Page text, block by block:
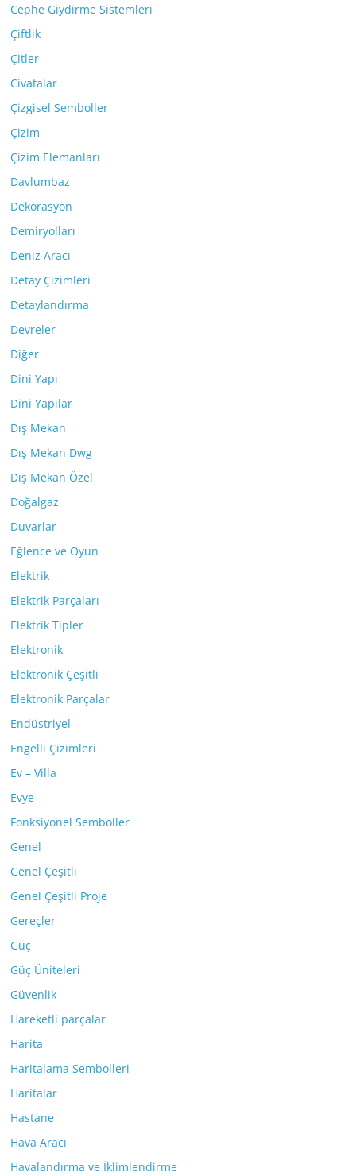
Cephe Giydirme Sistemleri
Çiftlik
Çitler
Civatalar
Çizgisel Semboller
Çizim
Çizim Elemanları
Davlumbaz
Dekorasyon
Demiryolları
Deniz Aracı
Detay Çizimleri
Detaylandırma
Devreler
Diğer
Dini Yapı
Dini Yapılar
Dış Mekan
Dış Mekan Dwg
Dış Mekan Özel
Doğalgaz
Duvarlar
Eğlence ve Oyun
Elektrik
Elektrik Parçaları
Elektrik Tipler
Elektronik
Elektronik Çeşitli
Elektronik Parçalar
Endüstriyel
Engelli Çizimleri
Ev – Villa
Evye
Fonksiyonel Semboller
Genel
Genel Çeşitli
Genel Çeşitli Proje
Gereçler
Güç
Güç Üniteleri
Güvenlik
Hareketli parçalar
Harita
Haritalama Sembolleri
Haritalar
Hastane
Hava Aracı
Havalandırma ve İklimlendirme